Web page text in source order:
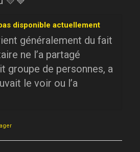
disponible actuellement
généralement du fait
ne l’a partagé
groupe de personnes, a
le voir ou l’a